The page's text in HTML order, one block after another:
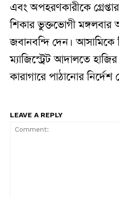
এবং অপহরণকারীকে
শিকার ভুক্তভোগী
জবানবন্দি দেন। আসামিকে
ম্যাজিস্ট্রেট আদালতে
কারাগারে পাঠানোর নির্দেশ
LEAVE A REPLY